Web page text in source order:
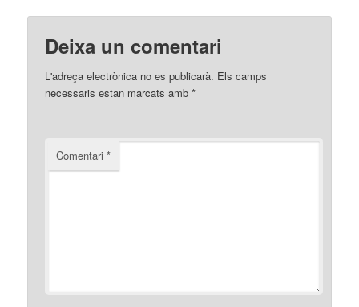
Deixa un comentari
L'adreça electrònica no es publicarà. Els camps
necessaris estan marcats amb*
Comentari*